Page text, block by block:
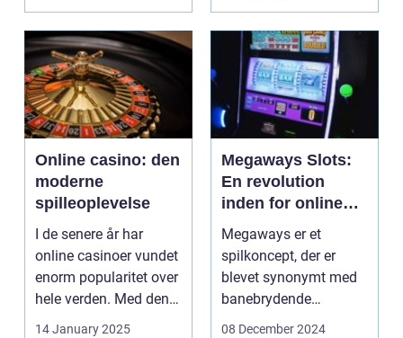
Online casino: den
moderne
spilleoplevelse
I de senere år har
online casinoer vundet
enorm popularitet over
hele verden. Med den
teknolog...
14 January 2025
Megaways Slots:
En revolution
inden for online
spilleautomater
Megaways er et
spilkoncept, der er
blevet synonymt med
banebrydende
innovation inden for
08 December 2024